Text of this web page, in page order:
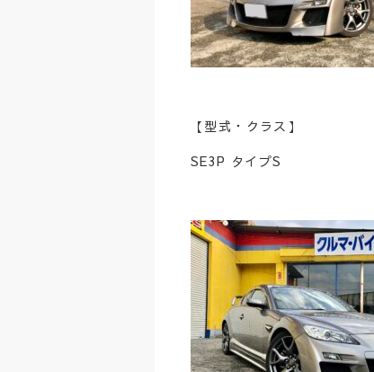
【型式・クラス】
SE3P タイプS